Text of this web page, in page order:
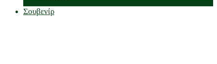
Σουβενίρ